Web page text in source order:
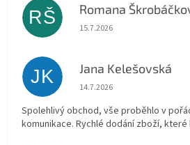
RŠ Romana
Hodnocení obchodu je 5 z
15.7.2026
JK Jana Kelešovská
Hodnocení obchodu je 5 z
14.7.2026
Spolehlivý obchod, vše proběhlo v
komunikace. Rychlé dodání zboží,